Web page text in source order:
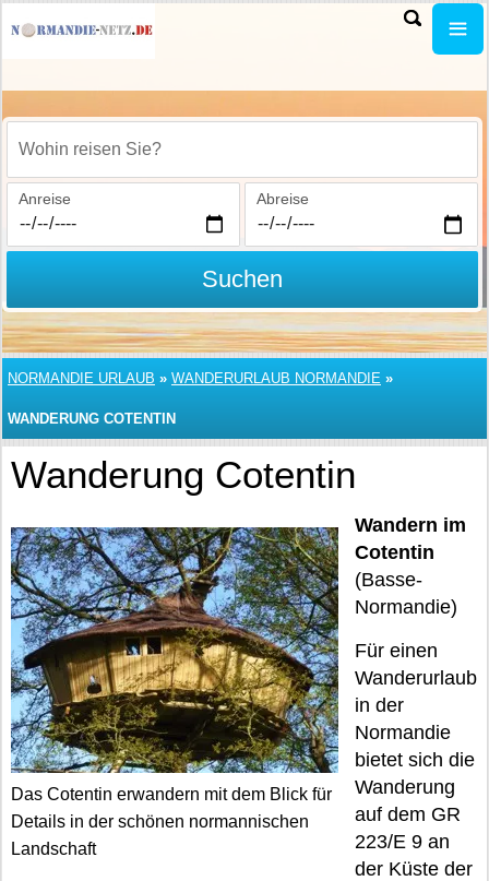
Wohin reisen Sie?
Anreise Abreise
Suchen
NORMANDIE URLAUB » WANDERURLAUB NORMANDIE »
WANDERUNG COTENTIN
Wanderung Cotentin
Das Cotentin erwandern mit dem Blick für
Details in der schönen normannischen
Landschaft
Wandern im
Cotentin
(Basse-
Normandie)
Für einen
Wanderurlaub
in der
Normandie
bietet sich die
Wanderung
auf dem GR
223/E 9 an
der Küste der